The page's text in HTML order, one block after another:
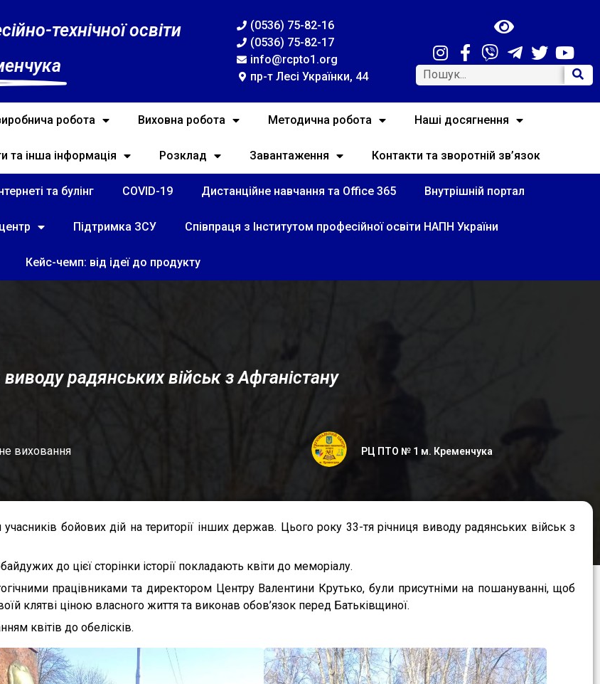
технічної освіти
(0536) 75-82-16
(0536) 75-82-17
info@rcpto1.org
пр-т Лесі Українки, 44
робота Виховна робота Методична робота Наші досягнення
та інша інформація Розклад Завантаження Контакти та зворотній зв’язок
та булінг COVID-19 Дистанційне навчання та Office 365 Внутрішній портал
Підтримка ЗСУ Співпраця з Інститутом професійної освіти НАПН України
Кейс-чемп: від ідеї до продукту
радянських військ з Афганістану
виховання РЦ ПТО № 1 м. Кременчука
бойових дій на території інших держав. Цього року 33-тя річниця виводу радянських військ з
до цієї сторінки історії покладають квіти до меморіалу.
працівниками та директором Центру Валентини Крутько, були присутніми на пошануванні, щоб
клятві ціною власного життя та виконав обов’язок перед Батьківщиної.
квітів до обелісків.